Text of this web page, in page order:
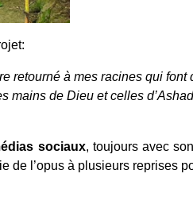
retourné à mes racines qui
mains de Dieu et celles
sociaux, toujours avec
de l’opus à plusieurs reprises